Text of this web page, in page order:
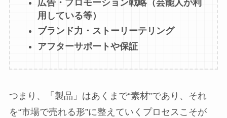
広告・プロモーション戦略（芸能人が利
用している等）
ブランド力・ストーリーテリング
アフターサポートや保証
つまり、「製品」はあくまで“素材”であり、それ
を“市場で売れる形”に整えていくプロセスこそが